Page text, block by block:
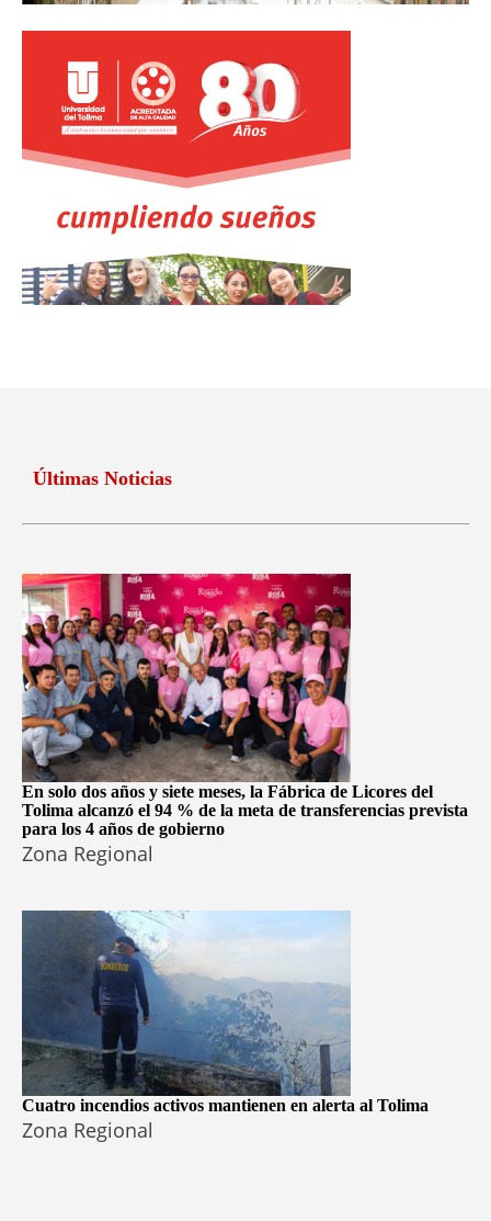
Últimas Noticias
En solo dos años y siete meses, la Fábrica de Licores del
Tolima alcanzó el 94 % de la meta de transferencias prevista
para los 4 años de gobierno
Zona Regional
Cuatro incendios activos mantienen en alerta al Tolima
Zona Regional